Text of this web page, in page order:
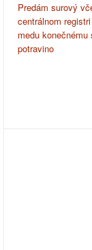
Predám surový
centrálnom
medu
potravino